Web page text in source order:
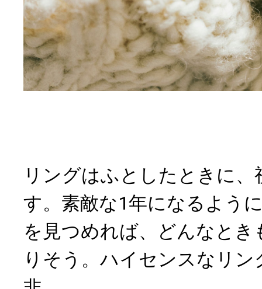
リングはふとしたときに
す。素敵な1年になるよう
を見つめれば、どんなと
りそう。ハイセンスなリ